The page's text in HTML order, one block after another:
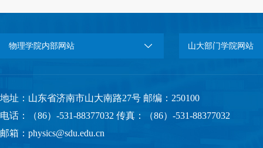
物理学院内部网站 山大部门学院网站
地址：山东省济南市山大南路27号 邮编：250100
电话：（86）-531-88377032 传真：（86）-531-88377032
邮箱：physics@sdu.edu.cn